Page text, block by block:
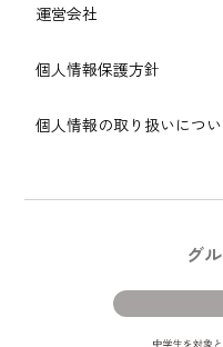
運営会社
個人情報保護方針
個人情報の取り扱いにつ
グ